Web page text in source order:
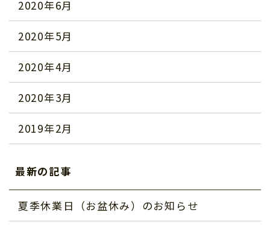
2020年6月
2020年5月
2020年4月
2020年3月
2019年2月
最新の記事
夏季休業日（お盆休み）のお知らせ